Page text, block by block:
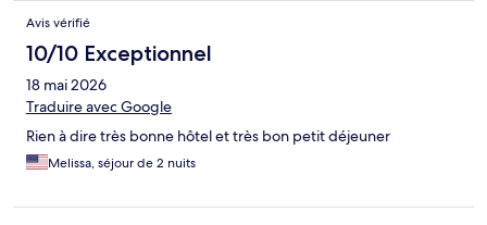
Avis vérifié
10/10 Exceptionnel
18 mai 2026
Traduire avec Google
Rien à dire très bonne hôtel et très bon petit déjeuner
Melissa, séjour de 2 nuits